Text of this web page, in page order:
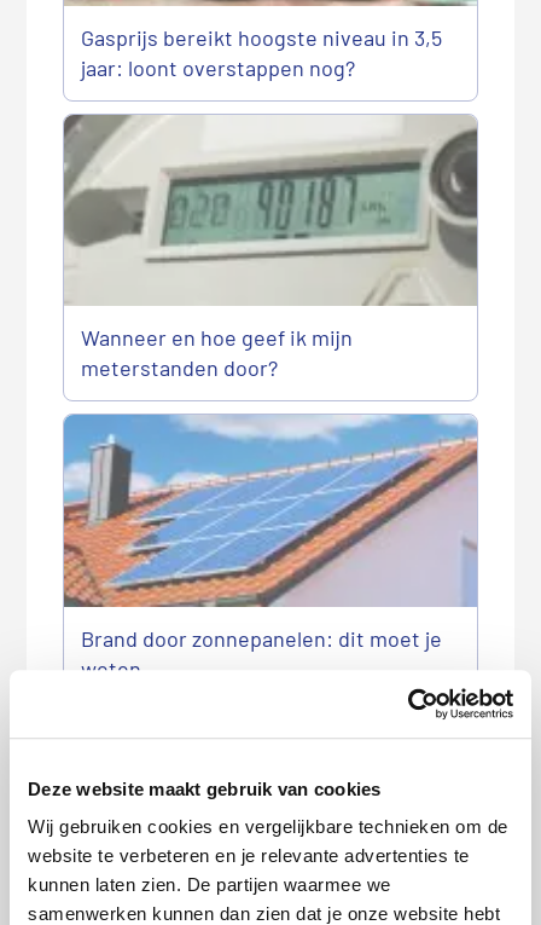
Deze website maakt gebruik van cookies
Wij gebruiken cookies en vergelijkbare technieken om de
website te verbeteren en je relevante advertenties te
kunnen laten zien. De partijen waarmee we
samenwerken kunnen dan zien dat je onze website hebt
Gasprijs bereikt hoogste niveau in 3,5
jaar: loont overstappen nog?
Wanneer en hoe geef ik mijn
meterstanden door?
Brand door zonnepanelen: dit moet je
weten